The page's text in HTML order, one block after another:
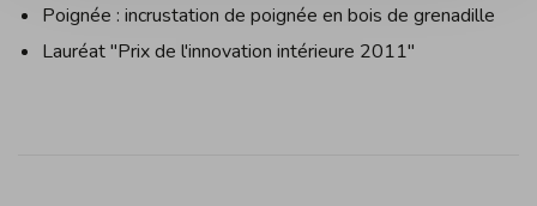
Poignée : incrustation de poignée en bois de grenadille
Lauréat "Prix de l'innovation intérieure 2011"